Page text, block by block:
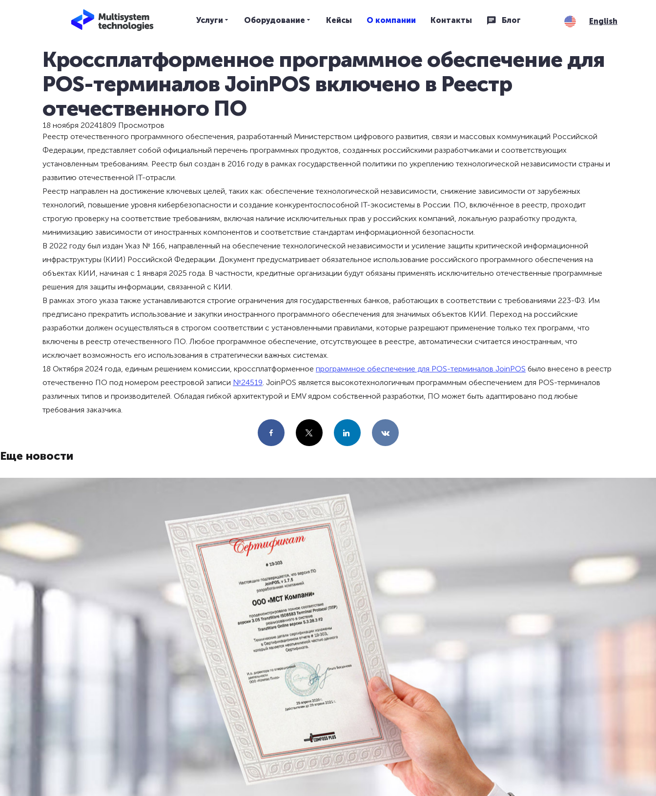
Услуги Оборудование Кейсы О компании Контакты Блог English
Кроссплатформенное программное обеспечение для
POS-терминалов JoinPOS включено в Реестр
отечественного ПО
18 ноября 20241809 Просмотров
Реестр отечественного программного обеспечения, разработанный Министерством цифрового развития, связи и массовых коммуникаций Российской
Федерации, представляет собой официальный перечень программных продуктов, созданных российскими разработчиками и соответствующих
установленным требованиям. Реестр был создан в 2016 году в рамках государственной политики по укреплению технологической независимости страны и
развитию отечественной IT-отрасли.
Реестр направлен на достижение ключевых целей, таких как: обеспечение технологической независимости, снижение зависимости от зарубежных
технологий, повышение уровня кибербезопасности и создание конкурентоспособной IT-экосистемы в России. ПО, включённое в реестр, проходит
строгую проверку на соответствие требованиям, включая наличие исключительных прав у российских компаний, локальную разработку продукта,
минимизацию зависимости от иностранных компонентов и соответствие стандартам информационной безопасности.
В 2022 году был издан Указ № 166, направленный на обеспечение технологической независимости и усиление защиты критической информационной
инфраструктуры (КИИ) Российской Федерации. Документ предусматривает обязательное использование российского программного обеспечения на
объектах КИИ, начиная с 1 января 2025 года. В частности, кредитные организации будут обязаны применять исключительно отечественные программные
решения для защиты информации, связанной с КИИ.
В рамках этого указа также устанавливаются строгие ограничения для государственных банков, работающих в соответствии с требованиями 223-ФЗ. Им
предписано прекратить использование и закупки иностранного программного обеспечения для значимых объектов КИИ. Переход на российские
разработки должен осуществляться в строгом соответствии с установленными правилами, которые разрешают применение только тех программ, что
включены в реестр отечественного ПО. Любое программное обеспечение, отсутствующее в реестре, автоматически считается иностранным, что
исключает возможность его использования в стратегически важных системах.
18 Октября 2024 года, единым решением комиссии, кроссплатформенное программное обеспечение для POS-терминалов JoinPOS было внесено в реестр
отечественно ПО под номером реестровой записи №24519. JoinPOS является высокотехнологичным программным обеспечением для POS-терминалов
различных типов и производителей. Обладая гибкой архитектурой и EMV ядром собственной разработки, ПО может быть адаптировано под любые
требования заказчика.
Facebook X LinkedIn VKontakte
Еще новости